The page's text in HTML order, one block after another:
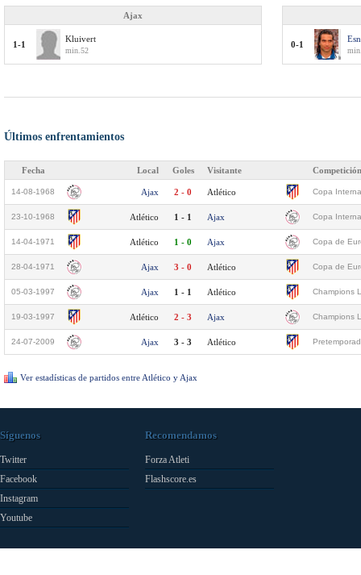
Ajax
1-1
Kluivert
min.52
0-1
Últimos enfrentamientos
Fecha Local Goles Visitante Competición
14-08-1968 Ajax 2 - 0 Atlético Copa
23-10-1968 Atlético 1 - 1 Ajax Copa
14-04-1971 Atlético 1 - 0 Ajax Copa de
28-04-1971 Ajax 3 - 0 Atlético Copa de
05-03-1997 Ajax 1 - 1 Atlético Champions
19-03-1997 Atlético 2 - 3 Ajax Champions
24-07-2009 Ajax 3 - 3 Atlético
Ver estadísticas de partidos entre Atlético y Ajax
Síguenos
Twitter
Facebook
Instagram
Youtube
Recomendamos
Forza Atleti
Flashscore.es